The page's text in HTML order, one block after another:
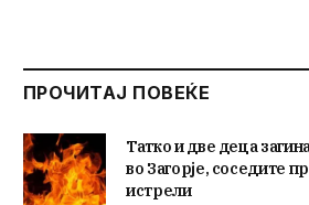
ПРОЧИТАЈ ПОВЕЌЕ
Татко и две деца
во Загорје, соседите
истрели